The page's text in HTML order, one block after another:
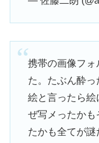
携帯の画像フォ
た。たぶん酔っ
絵と言ったら絵
ぜ写メったかも
たかも全てが